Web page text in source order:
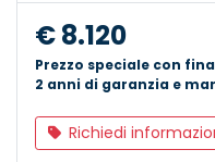
€ 8.120
Prezzo speciale con
2 anni di garanzia e
Richiedi